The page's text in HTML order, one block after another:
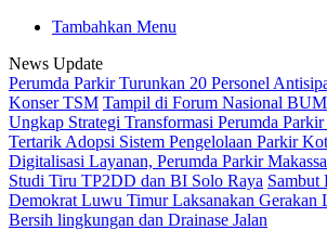
Tambahkan Menu
News Update
Perumda Parkir Turunkan 20 Personel
Konser TSM Tampil di Forum Nasional
Ungkap Strategi Transformasi Perumda Parkir
Tertarik Adopsi Sistem Pengelolaan Parkir
Digitalisasi Layanan, Perumda Parkir
Studi Tiru TP2DD dan BI Solo Raya Sambut
Demokrat Luwu Timur Laksanakan Gerakan
Bersih lingkungan dan Drainase Jalan